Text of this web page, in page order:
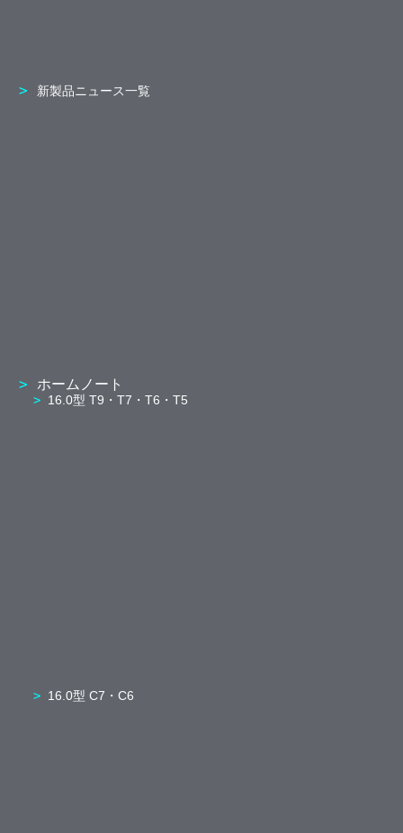
新製品ニュース一覧
ホームノート
16.0型 T9・T7・T6・T5
16.0型 C7・C6